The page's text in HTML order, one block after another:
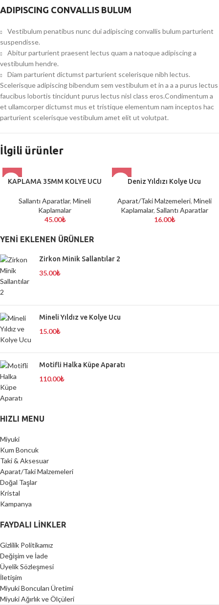
ADIPISCING CONVALLIS BULUM
Vestibulum penatibus nunc dui adipiscing convallis bulum parturient
suspendisse.
Abitur parturient praesent lectus quam a natoque adipiscing a
vestibulum hendre.
Diam parturient dictumst parturient scelerisque nibh lectus.
Scelerisque adipiscing bibendum sem vestibulum et in a a a purus lectus
faucibus lobortis tincidunt purus lectus nisl class eros.Condimentum a
et ullamcorper dictumst mus et tristique elementum nam inceptos hac
parturient scelerisque vestibulum amet elit ut volutpat.
İlgili ürünler
KAPLAMA 35MM KOLYE UCU
Sallantı Aparatlar, Mineli
Kaplamalar
45.00₺
Deniz Yıldızı Kolye Ucu
Aparat/Taki Malzemeleri, Mineli
Kaplamalar, Sallantı Aparatlar
16.00₺
YENI EKLENEN ÜRÜNLER
Zirkon Minik Sallantılar 2
35.00₺
Mineli Yıldız ve Kolye Ucu
15.00₺
Motifli Halka Küpe Aparatı
110.00₺
HIZLI MENU
Miyuki
Kum Boncuk
Taki & Aksesuar
Aparat/Taki Malzemeleri
Doğal Taşlar
Kristal
Kampanya
FAYDALI LİNKLER
Gizlilik Politikamız
Değişim ve İade
Üyelik Sözleşmesi
İletişim
Miyuki Boncuları Üretimi
Miyuki Ağırlık ve Ölçüleri